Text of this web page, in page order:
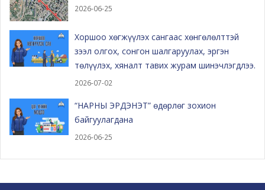
2026-06-25
Хоршоо хөгжүүлэх сангаас хөнгөлөлттэй
зээл олгох, сонгон шалгаруулах, эргэн
төлүүлэх, хяналт тавих журам шинэчлэгдлээ.
2026-07-02
“НАРНЫ ЭРДЭНЭТ” өдөрлөг зохион
байгуулагдана
2026-06-25